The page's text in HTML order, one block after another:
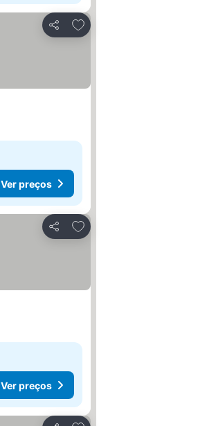
Partilhar
Adicionar aos favoritos
Ver preços
Partilhar
Adicionar aos favoritos
Ver preços